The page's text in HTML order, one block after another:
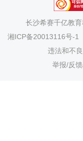
长沙希赛千亿教
湘ICP备20013116号-1
违法和不
举报/反